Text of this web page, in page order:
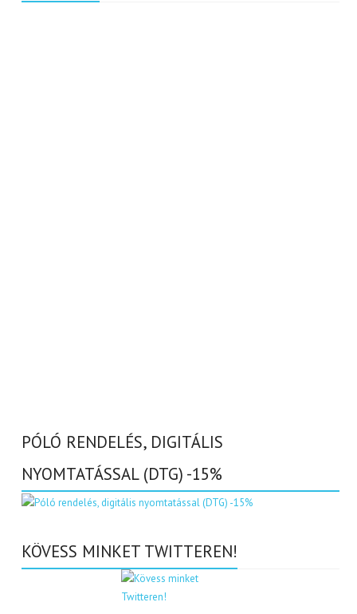
PÓLÓ RENDELÉS, DIGITÁLIS
NYOMTATÁSSAL (DTG) -15%
KÖVESS MINKET TWITTEREN!